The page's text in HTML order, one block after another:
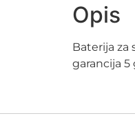
Opis
Baterija za
garancija 5